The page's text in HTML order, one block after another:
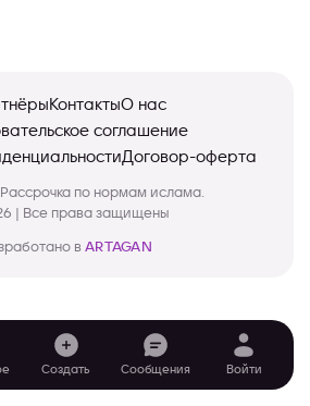
КонтактыО нас
соглашение
Договор-оферта
по нормам ислама.
| Все права защищены
в ARTAGAN
Создать Сообщения Войти